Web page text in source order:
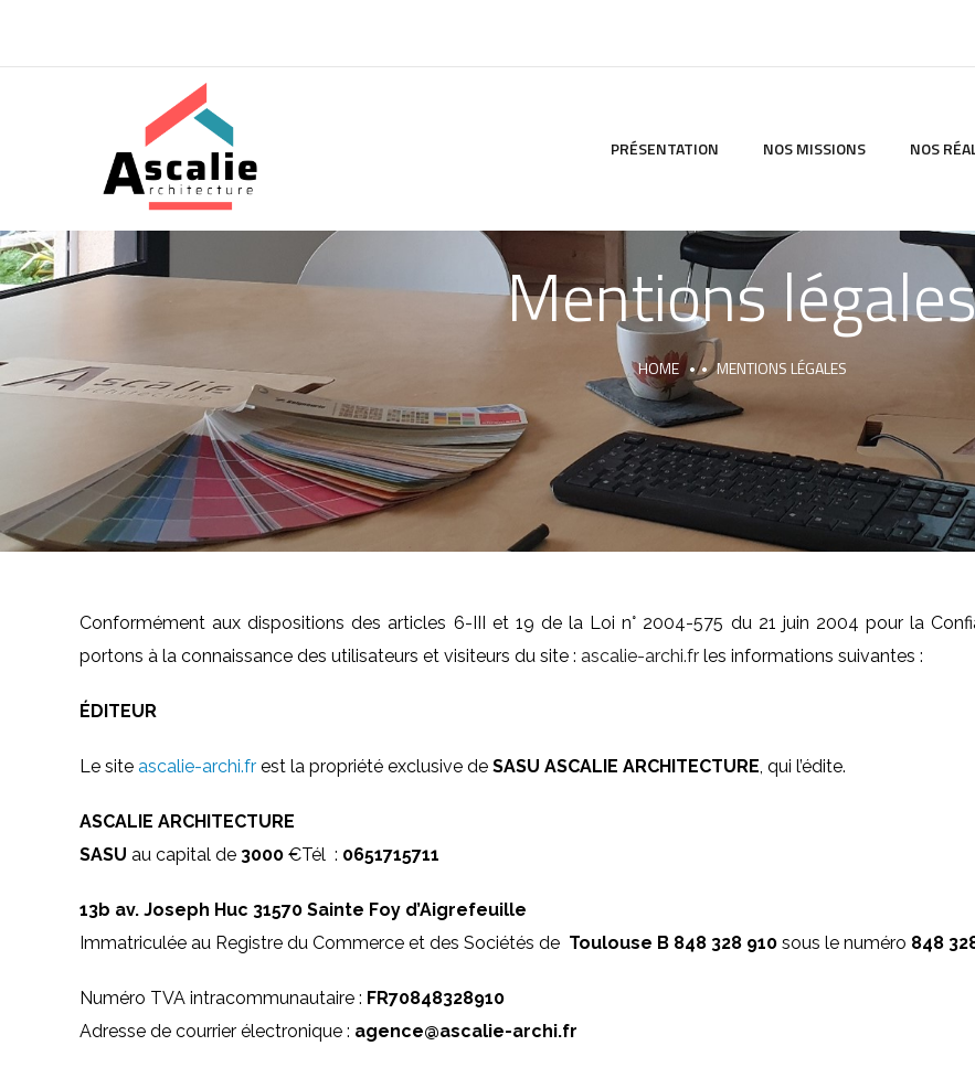
PRÉSENTATION NOS MISSIONS NOS
Mentions
HOME MENTIONS LÉGALES
Conformément aux dispositions des articles 6-III et 19 de la Loi n° 2004-575 du 21 juin 2004 pour la
portons à la connaissance des utilisateurs et visiteurs du site : ascalie-archi.fr les informations suivantes :
ÉDITEUR
Le site ascalie-archi.fr est la propriété exclusive de SASU ASCALIE ARCHITECTURE, qui l’édite.
ASCALIE ARCHITECTURE
SASU au capital de 3000 €Tél : 0651715711
13b av. Joseph Huc 31570 Sainte Foy d’Aigrefeuille
Immatriculée au Registre du Commerce et des Sociétés de Toulouse B 848 328 910 sous le numéro 848
Numéro TVA intracommunautaire : FR70848328910
Adresse de courrier électronique : agence@ascalie-archi.fr